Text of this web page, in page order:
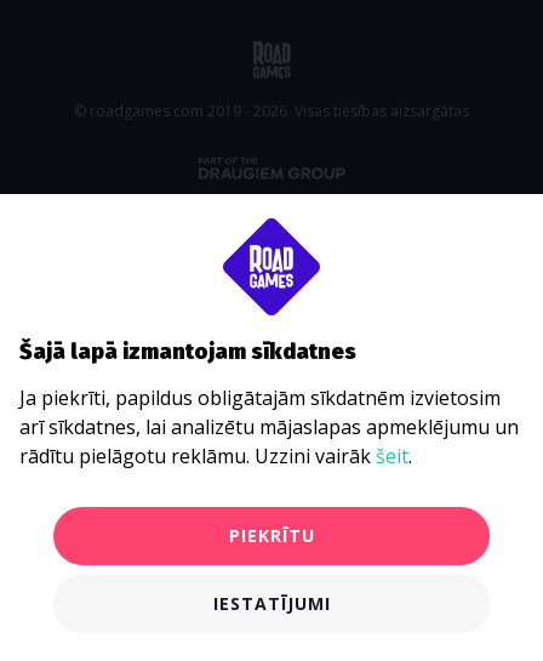
© roadgames.com 2019 - 2026. Visas tiesības aizsargātas
Šajā lapā izmantojam sīkdatnes
Ja piekrīti, papildus obligātajām sīkdatnēm izvietosim
arī sīkdatnes, lai analizētu mājaslapas apmeklējumu un
rādītu pielāgotu reklāmu. Uzzini vairākšeit.
PIEKRĪTU
IESTATĪJUMI